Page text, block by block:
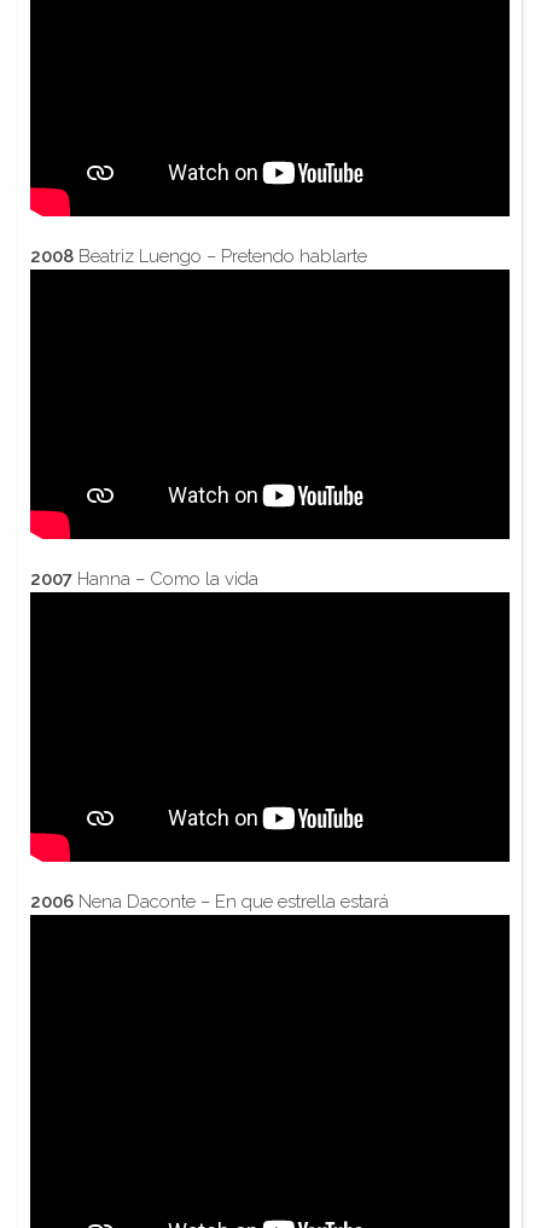
2008 Beatriz Luengo – Pretendo hablarte
2007 Hanna – Como la vida
2006 Nena Daconte – En que estrella estará